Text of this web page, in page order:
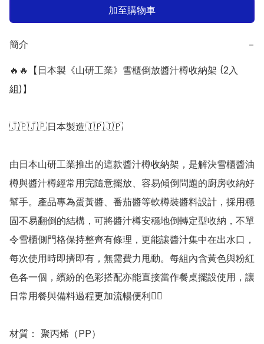
加至購物車
簡介 −
🔥🔥【日本製《山研工業》雪櫃倒放醬汁樽收納架 (2入
組)】
🇯🇵🇯🇵日本製造🇯🇵🇯🇵
由日本山研工業推出的這款醬汁樽收納架，是解決雪櫃醬油
樽與醬汁樽經常用完隨意擺放、容易傾倒問題的廚房收納好
幫手。產品專為蛋黃醬、番茄醬等軟樽裝醬料設計，採用穩
固不易翻倒的結構，可將醬汁樽安穩地倒轉定型收納，不單
令雪櫃側門格保持整齊有條理，更能讓醬汁集中在出水口，
每次使用時即擠即有，無需費力甩動。每組內含黃色與粉紅
色各一個，繽紛的色彩搭配亦能直接當作餐桌擺設使用，讓
日常用餐與備料過程更加流暢便利👍🏻
材質： 聚丙烯（PP）